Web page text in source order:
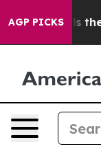
AGP PICKS
Calls the